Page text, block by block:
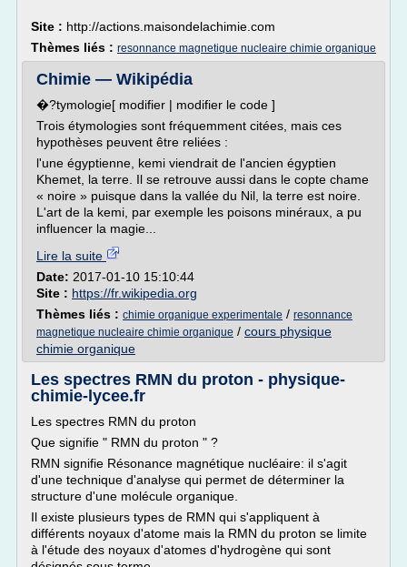
Site : http://actions.maisondelachimie.com
Thèmes liés : resonnance magnetique nucleaire chimie organique
Chimie — Wikipédia
�?tymologie[ modifier | modifier le code ]
Trois étymologies sont fréquemment citées, mais ces
hypothèses peuvent être reliées :
l'une égyptienne, kemi viendrait de l'ancien égyptien
Khemet, la terre. Il se retrouve aussi dans le copte chame
« noire » puisque dans la vallée du Nil, la terre est noire.
L'art de la kemi, par exemple les poisons minéraux, a pu
influencer la magie...
Lire la suite
Date: 2017-01-10 15:10:44
Site : https://fr.wikipedia.org
Thèmes liés : chimie organique experimentale / resonnance
magnetique nucleaire chimie organique / cours physique
chimie organique
Les spectres RMN du proton - physique-
chimie-lycee.fr
Les spectres RMN du proton
Que signifie " RMN du proton " ?
RMN signifie Résonance magnétique nucléaire: il s'agit
d'une technique d'analyse qui permet de déterminer la
structure d'une molécule organique.
Il existe plusieurs types de RMN qui s'appliquent à
différents noyaux d'atome mais la RMN du proton se limite
à l'étude des noyaux d'atomes d'hydrogène qui sont